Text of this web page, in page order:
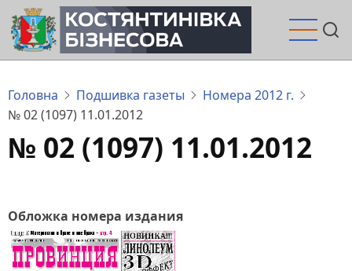
Перейти
до
основного
Головна
Подшивка газеты
Номера 2012 г.
№ 02 (1097) 11.01.2012
№ 02 (1097) 11.01.2012
Обложка номера издания